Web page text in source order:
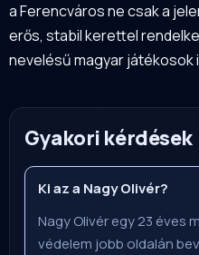
a Ferencváros ne csak a
erős, stabil kerettel
nevelésű magyar játékosok
Gyakori kérdések
Ki az a Nagy Olivér?
Nagy Olivér egy 23 éves
védelem jobb oldalán